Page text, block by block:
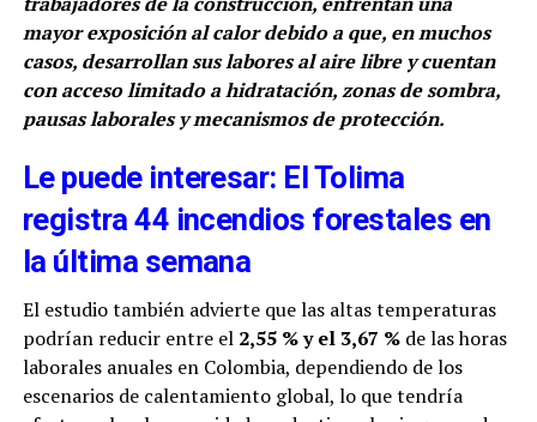
mayor exposición al calor debido a que, en muchos
casos, desarrollan sus labores al aire libre y cuentan
con acceso limitado a hidratación, zonas de sombra,
pausas laborales y mecanismos de protección.
Le puede interesar: El Tolima
registra 44 incendios forestales en
la última semana
El estudio también advierte que las altas temperaturas
podrían reducir entre el 2,55 % y el 3,67 %de las horas
laborales anuales en Colombia, dependiendo de los
escenarios de calentamiento global, lo que tendría